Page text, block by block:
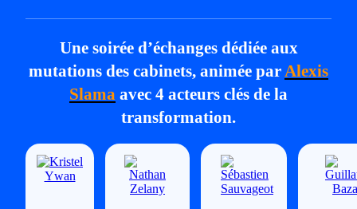
Une soirée d’échanges dédiée aux
mutations des cabinets, animée parAlexis
Slama avec 4 acteurs clés de la
transformation.